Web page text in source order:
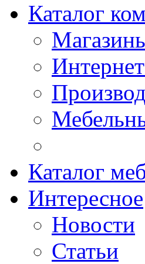
Каталог
Каталог
Интересное
Новости
Статьи